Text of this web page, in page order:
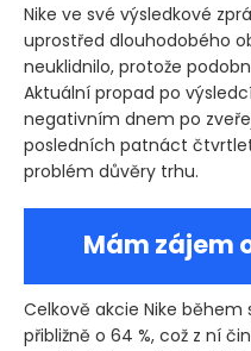
Nike ve své výsledkové
uprostřed dlouhodobého
neuklidnilo, protože
Aktuální propad po
negativním dnem po
posledních patnáct
problém důvěry trhu.
Mám zájem
Celkově akcie Nike
přibližně o 64 %, což z ní